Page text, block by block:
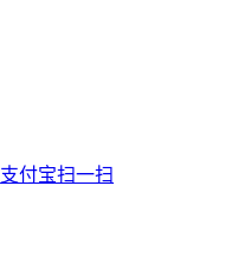
支付宝扫一扫